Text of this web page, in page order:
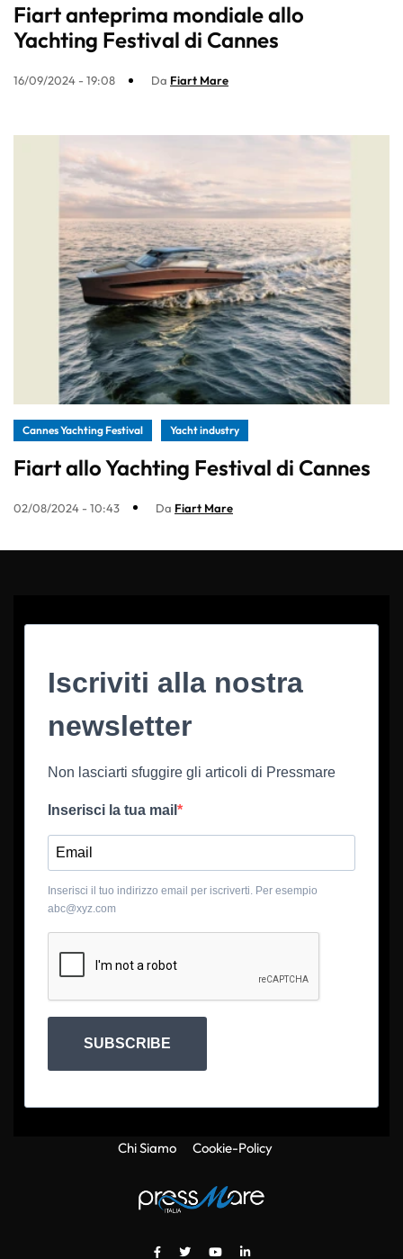
Fiart anteprima mondiale allo
Yachting Festival di Cannes
16/09/2024 - 19:08 Da Fiart Mare
Cannes Yachting Festival Yacht industry
Fiart allo Yachting Festival di Cannes
02/08/2024 - 10:43 Da Fiart Mare
Iscriviti alla nostra
newsletter
Non lasciarti sfuggire gli articoli di Pressmare
Inserisci la tua mail
Inserisci il tuo indirizzo email per iscriverti. Per esempio
abc@xyz.com
SUBSCRIBE
Chi Siamo Cookie-Policy